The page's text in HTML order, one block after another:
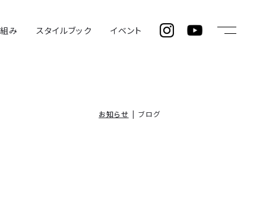
み スタイルブック イベント
お知らせ ブログ